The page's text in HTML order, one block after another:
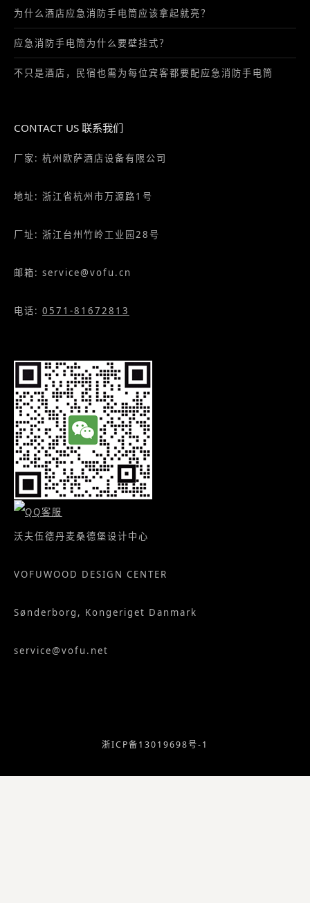
为什么酒店应急消防手电筒应该拿起就亮？
应急消防手电筒为什么要壁挂式？
不只是酒店，民宿也需为每位宾客都要配应急消防手电筒
CONTACT US 联系我们
厂家: 杭州欧萨酒店设备有限公司
地址: 浙江省杭州市万源路1号
厂址: 浙江台州竹岭工业园28号
邮箱: service@vofu.cn
电话: 0571-81672813
沃夫伍德丹麦桑德堡设计中心
VOFUWOOD DESIGN CENTER
Sønderborg, Kongeriget Danmark
service@vofu.net
浙ICP备13019698号-1